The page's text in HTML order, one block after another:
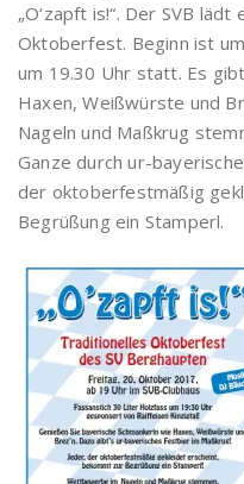
„O‘zapft is!“. Der SVB
Oktoberfest. Beginn ist
um 19.30 Uhr statt. Es
Haxen, Weißwürste und
Nageln und Maßkrug
Ganze durch ur-
der oktoberfestmäßig
Begrüßung ein Stamperl.